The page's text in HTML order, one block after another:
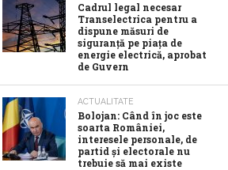
Cadrul legal necesar
Transelectrica pentru a
dispune măsuri de
siguranță pe piața de
energie electrică, aprobat
de Guvern
ACTUALITATE
Bolojan: Când în joc este
soarta României,
interesele personale, de
partid și electorale nu
trebuie să mai existe